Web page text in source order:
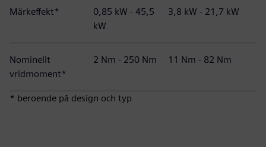
Märkeffekt*
0,85 kW - 45,5
kW
3,8 kW - 21,7 kW
Nominellt
vridmoment*
2 Nm - 250 Nm 11 Nm - 82 Nm
* beroende på design och typ